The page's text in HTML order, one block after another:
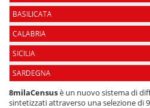
BASILICATA
CALABRIA
SICILIA
SARDEGNA
8milaCensusè un nuovo sistema di
sintetizzati attraverso una selezione di